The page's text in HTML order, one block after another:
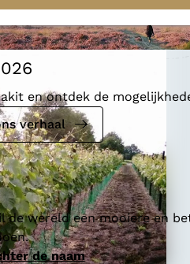
en ontdek de
verhaal
de wereld een mooiere en
de naam